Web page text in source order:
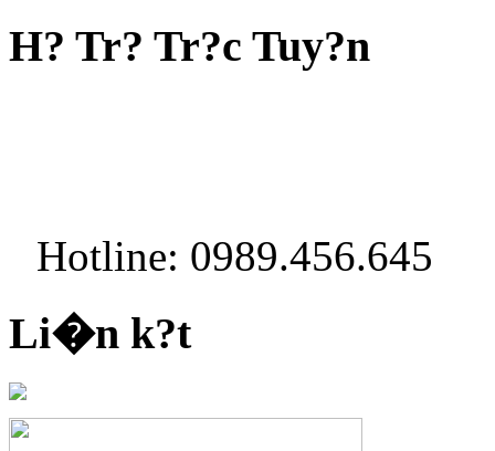
H? Tr? Tr?c Tuy?n
Hotline: 0989.456.645
Li�n k?t